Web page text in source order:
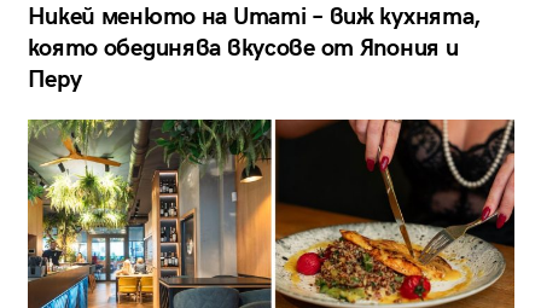
Никей менюто на Umami – виж кухнята,
която обединява вкусове от Япония и
Перу